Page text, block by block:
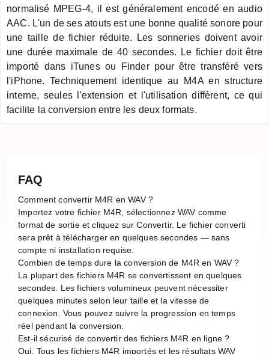
normalisé MPEG-4, il est généralement encodé en audio
AAC. L'un de ses atouts est une bonne qualité sonore pour
une taille de fichier réduite. Les sonneries doivent avoir
une durée maximale de 40 secondes. Le fichier doit être
importé dans iTunes ou Finder pour être transféré vers
l'iPhone. Techniquement identique au M4A en structure
interne, seules l'extension et l'utilisation diffèrent, ce qui
facilite la conversion entre les deux formats.
FAQ
Comment convertir M4R en WAV ?
Importez votre fichier M4R, sélectionnez WAV comme
format de sortie et cliquez sur Convertir. Le fichier converti
sera prêt à télécharger en quelques secondes — sans
compte ni installation requise.
Combien de temps dure la conversion de M4R en WAV ?
La plupart des fichiers M4R se convertissent en quelques
secondes. Les fichiers volumineux peuvent nécessiter
quelques minutes selon leur taille et la vitesse de
connexion. Vous pouvez suivre la progression en temps
réel pendant la conversion.
Est-il sécurisé de convertir des fichiers M4R en ligne ?
Oui. Tous les fichiers M4R importés et les résultats WAV